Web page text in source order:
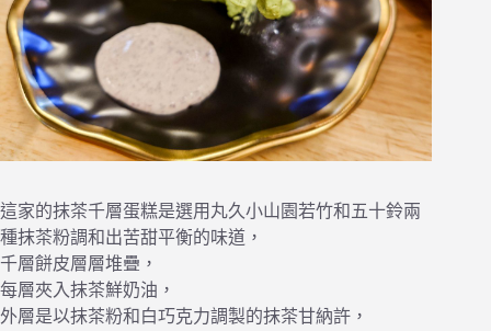
這家的抹茶千層蛋糕是選用丸久小山園若竹和五十鈴兩
種抹茶粉調和出苦甜平衡的味道，
千層餅皮層層堆疊，
每層夾入抹茶鮮奶油，
外層是以抹茶粉和白巧克力調製的抹茶甘納許，